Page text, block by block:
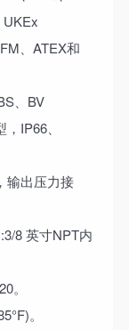
、ATEX和
、BV
IP66、
输出压力接
8 英寸NPT内
。
。